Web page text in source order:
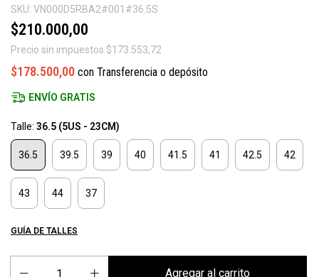
SKU: VN000D5RBA2#001#36.5S
$210.000,00
Precio sin impuestos $173.553,72
$178.500,00 con Transferencia o depósito
ENVÍO GRATIS
Talle: 36.5 (5US - 23CM)
36.5 39.5 39 40 41.5 41 42.5 42
43 44 37
GUÍA DE TALLES